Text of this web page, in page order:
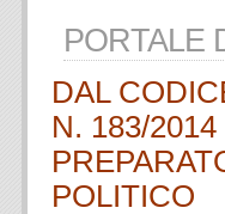
PORTALE
DAL
N. 183/
POLITICO